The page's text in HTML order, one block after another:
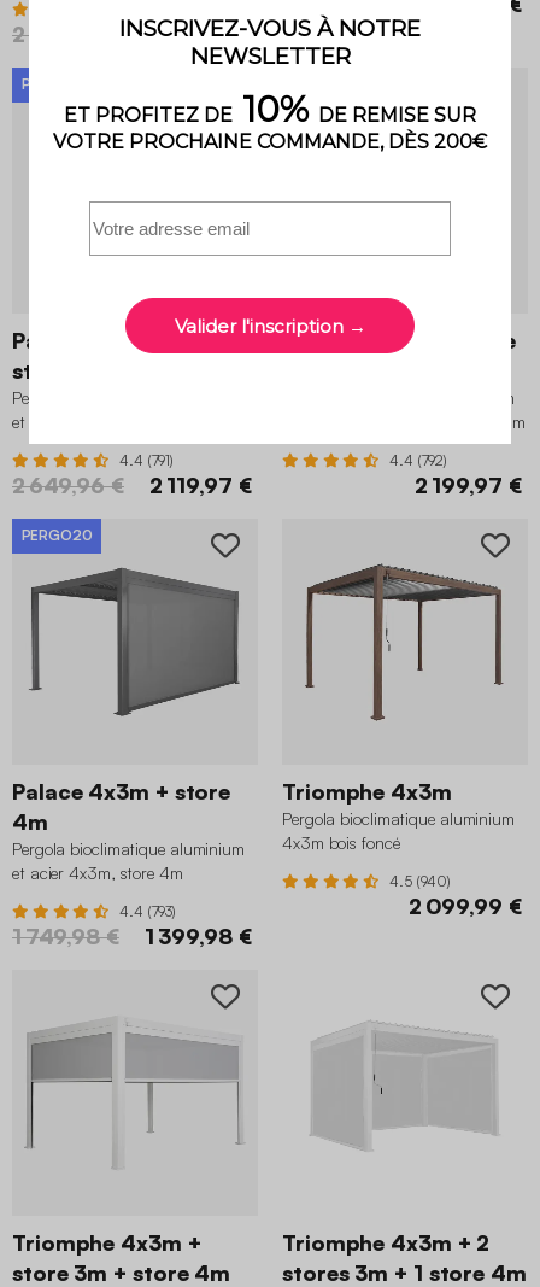
2 499,98 € 1 999,98 €
PERGO20
Palace 4x3m + 2
stores 3m + 1 store 4m
Pergola bioclimatique aluminium
et acier 4x3m, 2 stores 3m, 1 store
4m anthracite
4.4 (791)
2 649,96 € 2 119,97 €
Palace 4x3m + 1 store
Pergola bioclimatique aluminium
et acier 4x3m, store 3m, store 4m
anthracite
4.4 (792)
2 199,97 €
PERGO20
Palace 4x3m + store
4m
Pergola bioclimatique aluminium
et acier 4x3m, store 4m
4.4 (793)
1 749,98 € 1 399,98 €
Triomphe 4x3m
Pergola bioclimatique aluminium
4x3m bois foncé
4.5 (940)
2 099,99 €
Triomphe 4x3m +
store 3m + store 4m
Triomphe 4x3m + 2
stores 3m + 1 store 4m